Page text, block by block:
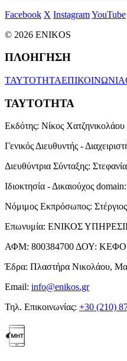
Facebook X InstagramYouTube
© 2026 ENIKOS
ΠΛΟΗΓΗΣΗ
ΤΑΥΤΟΤΗΤΑΕΠΙΚΟΙΝΩΝΙΑ
ΤΑΥΤΟΤΗΤΑ
Εκδότης: Νίκος Χατζηνικολάου
Γενικός Διευθυντής -
Διευθύντρια Σύνταξης:
Ιδιοκτησία - Δικαιούχος domain:
Νόμιμος Εκπρόσωπος:
Επωνυμία: ΕΝΙΚΟΣ
ΑΦΜ: 800384700ΔΟΥ:
Έδρα: Πλαστήρα Νικολάου,
Email: info@enikos.gr
Τηλ. Επικοινωνίας: +30 (210)